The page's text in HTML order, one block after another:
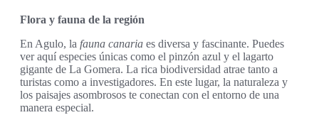
Flora y fauna de la región
En Agulo, la fauna canaria es diversa y fascinante. Puedes
ver aquí especies únicas como el pinzón azul y el lagarto
gigante de La Gomera. La rica biodiversidad atrae tanto a
turistas como a investigadores. En este lugar, la naturaleza y
los paisajes asombrosos te conectan con el entorno de una
manera especial.